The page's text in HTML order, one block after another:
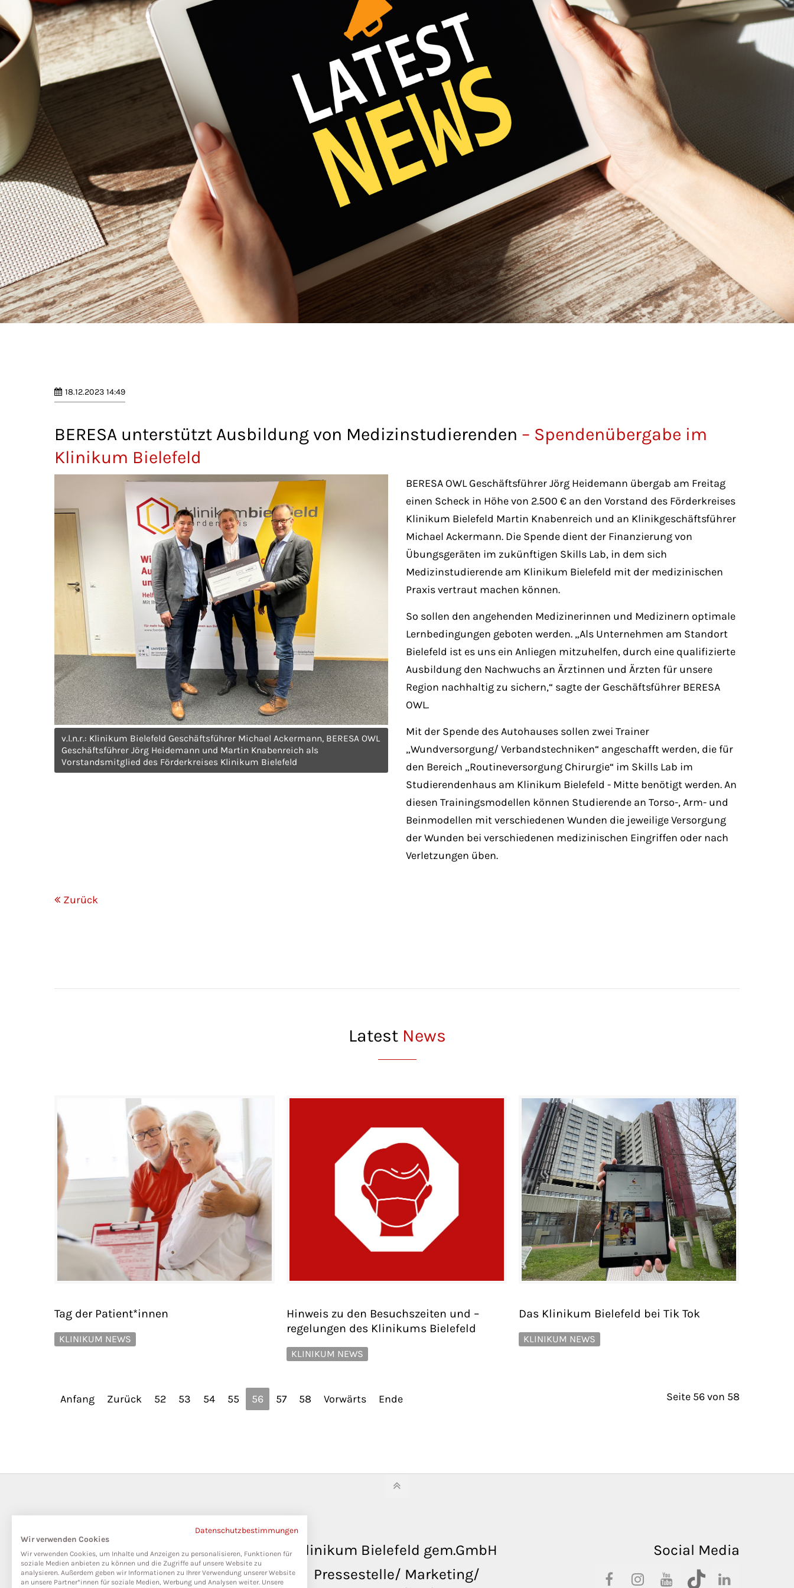
Mon - Fri 8:00am - 5:00pm
18.12.2023 14:49
BERESA unterstützt Ausbildung von Medizinstudierenden – Spendenübergabe im
Klinikum Bielefeld
v.l.n.r.: Klinikum Bielefeld Geschäftsführer Michael Ackermann, BERESA OWL
Geschäftsführer Jörg Heidemann und Martin Knabenreich als
Vorstandsmitglied des Förderkreises Klinikum Bielefeld
BERESA OWL Geschäftsführer Jörg Heidemann übergab am Freitag
einen Scheck in Höhe von 2.500 € an den Vorstand des Förderkreises
Klinikum Bielefeld Martin Knabenreich und an Klinikgeschäftsführer
Michael Ackermann. Die Spende dient der Finanzierung von
Übungsgeräten im zukünftigen Skills Lab, in dem sich
Medizinstudierende am Klinikum Bielefeld mit der medizinischen
Praxis vertraut machen können.
So sollen den angehenden Medizinerinnen und Medizinern optimale
Lernbedingungen geboten werden. „Als Unternehmen am Standort
Bielefeld ist es uns ein Anliegen mitzuhelfen, durch eine qualifizierte
Ausbildung den Nachwuchs an Ärztinnen und Ärzten für unsere
Region nachhaltig zu sichern,“ sagte der Geschäftsführer BERESA
OWL.
Mit der Spende des Autohauses sollen zwei Trainer
„Wundversorgung/ Verbandstechniken“ angeschafft werden, die für
den Bereich „Routineversorgung Chirurgie“ im Skills Lab im
Studierendenhaus am Klinikum Bielefeld - Mitte benötigt werden. An
diesen Trainingsmodellen können Studierende an Torso-, Arm- und
Beinmodellen mit verschiedenen Wunden die jeweilige Versorgung
der Wunden bei verschiedenen medizinischen Eingriffen oder nach
Verletzungen üben.
Zurück
Latest News
Tag der Patient*innen
KLINIKUM NEWS
Hinweis zu den Besuchszeiten und –
regelungen des Klinikums Bielefeld
KLINIKUM NEWS
Das Klinikum Bielefeld bei Tik Tok
KLINIKUM NEWS
Seite 56 von 58
Anfang Zurück 52 53 54 55 56 57 58 Vorwärts Ende
Klinikum Bielefeld gem.GmbH
Pressestelle/ Marketing/
Social Media
Datenschutzbestimmungen
Wir verwenden Cookies
Wir verwenden Cookies, um Inhalte und Anzeigen zu personalisieren, Funktionen für
soziale Medien anbieten zu können und die Zugriffe auf unsere Website zu
analysieren. Außerdem geben wir Informationen zu Ihrer Verwendung unserer Website
an unsere Partner*innen für soziale Medien, Werbung und Analysen weiter. Unsere